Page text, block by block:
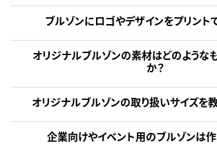
ブルゾンにロゴやデザインをプリント
オリジナルブルゾンの素材はどのような
か？
オリジナルブルゾンの取り扱いサイズを教
企業向けやイベント用のブルゾンは